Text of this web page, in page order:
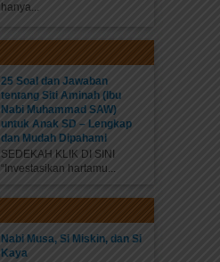
hanya...
25 Soal dan Jawaban
tentang Siti Aminah (Ibu
Nabi Muhammad SAW)
untuk Anak SD – Lengkap
dan Mudah Dipahami
SEDEKAH KLIK DI SINI
“Investasikan hartamu...
Nabi Musa, Si Miskin, dan Si
Kaya